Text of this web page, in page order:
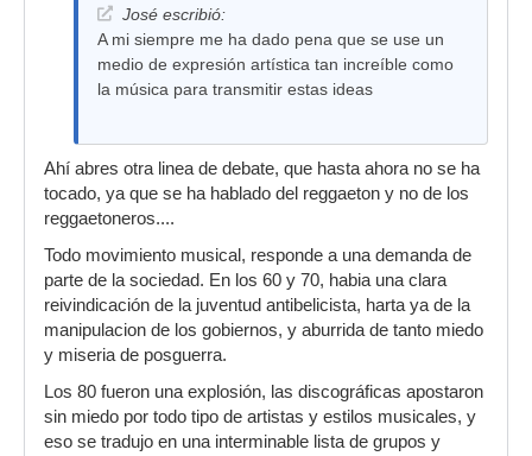
José escribió:
A mi siempre me ha dado pena que se use un
medio de expresión artística tan increíble como
la música para transmitir estas ideas
Ahí abres otra linea de debate, que hasta ahora no se ha
tocado, ya que se ha hablado del reggaeton y no de los
reggaetoneros....
Todo movimiento musical, responde a una demanda de
parte de la sociedad. En los 60 y 70, habia una clara
reivindicación de la juventud antibelicista, harta ya de la
manipulacion de los gobiernos, y aburrida de tanto miedo
y miseria de posguerra.
Los 80 fueron una explosión, las discográficas apostaron
sin miedo por todo tipo de artistas y estilos musicales, y
eso se tradujo en una interminable lista de grupos y